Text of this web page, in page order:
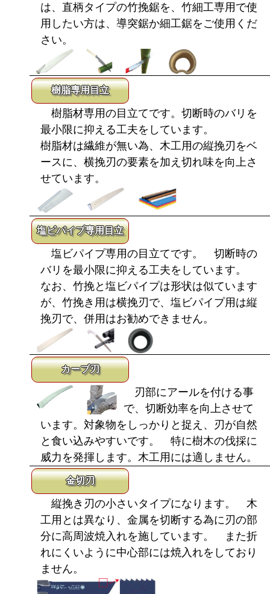
は、直柄タイプの竹挽鋸を、竹細工専用で使
用したい方は、導突鋸か細工鋸をご使用くだ
さい。
樹脂専用目立
樹脂材専用の目立てです。切断時のバリを
最小限に抑える工夫をしています。
樹脂材は繊維が無い為、木工用の縦挽刃をベ
ースに、横挽刃の要素を加え切れ味を向上さ
せています。
塩ビパイプ専用目立
塩ビパイプ専用の目立てです。 切断時の
バリを最小限に抑える工夫をしています。
なお、竹挽と塩ビパイプは形状は似ています
が、竹挽き用は横挽刃で、塩ビパイプ用は縦
挽刃で、併用はお勧めできません。
カーブ刃
刃部にアールを付ける事
で、切断効率を向上させて
います。対象物をしっかりと捉え、刃が自然
と食い込みやすいです。 特に樹木の伐採に
威力を発揮します。木工用には適しません。
金切刃
縦挽き刃の小さいタイプになります。 木
工用とは異なり、金属を切断する為に刃の部
分に高周波焼入れを施しています。 また折
れにくいように中心部には焼入れをしており
ません。